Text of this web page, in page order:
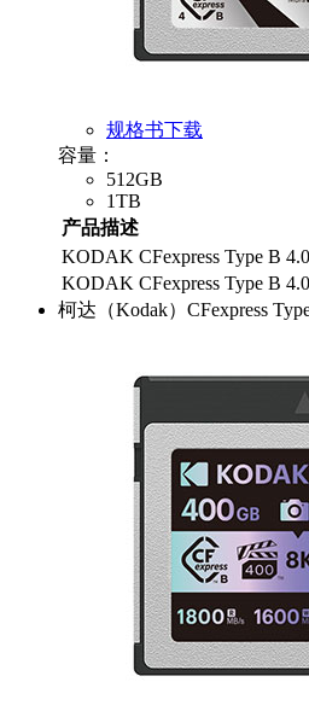
规格书下载
容量：
512GB
1TB
产品描述
KODAK CFexpress Type B
KODAK CFexpress Type B
柯达（Kodak）CFexpress